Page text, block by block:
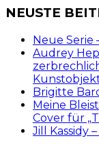
NEUSTE
Neue Serie
Audrey
Brigitte
Meine
Cover für
Jill Kassidy